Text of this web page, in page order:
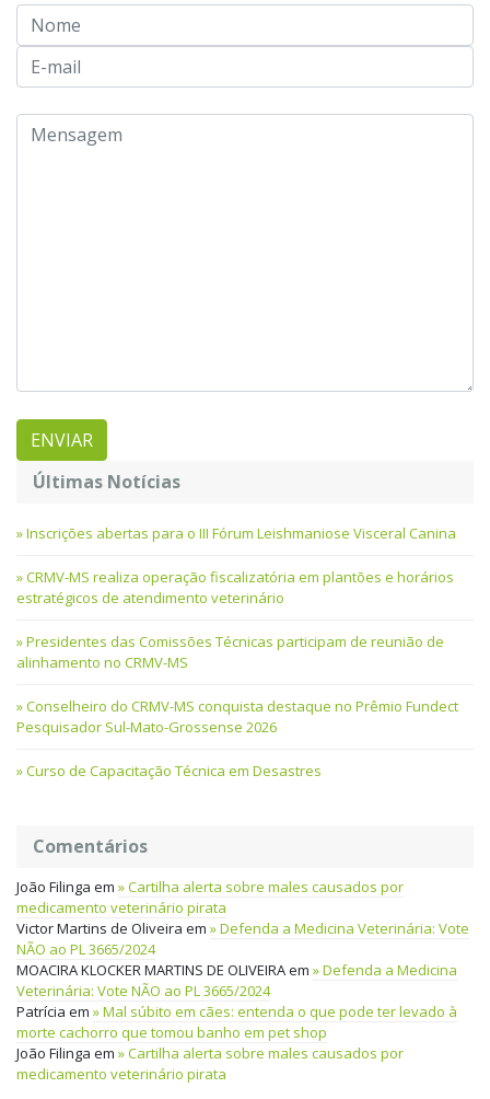
Últimas Notícias
Inscrições abertas para o III Fórum Leishmaniose Visceral Canina
CRMV-MS realiza operação fiscalizatória em plantões e horários
estratégicos de atendimento veterinário
Presidentes das Comissões Técnicas participam de reunião de
alinhamento no CRMV-MS
Conselheiro do CRMV-MS conquista destaque no Prêmio Fundect
Pesquisador Sul-Mato-Grossense 2026
Curso de Capacitação Técnica em Desastres
Comentários
João Filinga em
Cartilha alerta sobre males causados por
medicamento veterinário pirata
Victor Martins de Oliveira em
Defenda a Medicina Veterinária: Vote
NÃO ao PL 3665/2024
MOACIRA KLOCKER MARTINS DE OLIVEIRAem
Defenda a Medicina
Veterinária: Vote NÃO ao PL 3665/2024
Patrícia em
Mal súbito em cães: entenda o que pode ter levado à
morte cachorro que tomou banho em pet shop
João Filinga em
Cartilha alerta sobre males causados por
medicamento veterinário pirata